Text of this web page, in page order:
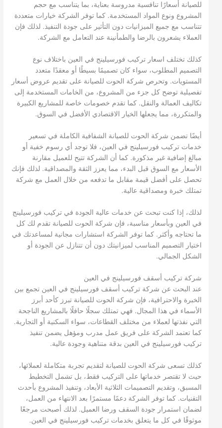
للصيانة أسعارًا تنافسية مدروسة بعناية، بما يتناسب مع حجم
المشروع ونوع المواد المستخدمة. كما توفر الشركة خيارات متعددة
تتناسب مع جميع الميزانيات دون التأثير على جودة التنفيذ. لذلك فإن
العملاء يشعرون بالرضا والطمأنينة عند التعامل مع الشركة.
كذلك تختلف اسعار تركيب فورسيلينج في العين باختلاف نوع
التصميم المطلوب، سواء كان تصميمًا بسيطًا أو معقدًا متعدد
المستويات. وتحرص شركة الحوت للصيانة على تقديم عروض أسعار
تفصيلية توضح كل جزء من المشروع، من الخامات المستخدمة إلى
تكاليف العمالة والنقل. كما تقدم خصومات خاصة للمشاريع الكبيرة
والمتكررة، مما يجعلها الخيار الاقتصادي الأفضل في السوق.
أيضًا تضمن شركة الحوت للصيانة الشفافية الكاملة في تسعير
خدمات تركيب فورسيلينج في العين، فلا توجد أي رسوم خفية أو
مبالغ إضافية غير مذكورة. كما أن الشركة تتيح للعميل مقارنة
الأسعار مع السوق قبل البدء، مما يعزز الثقة والمصداقية. لذلك فإنك
تحصل على أفضل قيمة مقابل ما تدفعه من خلال العمل مع شركة
تمتلك خبرة ومصداقية عالية.
لذلك، إذا كنت تبحث عن خدمات عالية الجودة في تركيب فورسيلينج
في العين وبأسعار مناسبة، فإن شركة الحوت للصيانة تقدم لك كل
ما تحتاجه وأكثر. كما توفر الشركة استشارات مجانية لمساعدتك في
اختيار التصميم المناسب لميزانيتك دون أن تتنازل عن الجودة أو
الشكل الجمالي.
شركة تركيب أسقف فورسيلينج في العين
عند البحث عن شركة تركيب أسقف فورسيلينج في العين تجمع بين
الخبرة والاحترافية، فإن شركة الحوت للصيانة تبرز كأحد أبرز
الأسماء في هذا المجال. فهي تمتلك سجلًا حافلًا بالمشاريع الناجحة
التي نفذتها لعملاء من مختلف القطاعات، سواء السكنية أو التجارية.
كما تعتمد الشركة على فريق عمل مدرب ومؤهل يضمن تنفيذ
تركيب فورسيلينج في العين بدقة متناهية وجودة عالية.
كذلك تسعى شركة الحوت للصيانة لتقديم تجربة متكاملة لعملائها،
حيث لا تقتصر خدماتها على التركيب فقط، بل تشمل التخطيط
المسبق، وتقديم التصميمات الثلاثية الأبعاد، وتنفيذ المشروع بأحدث
التقنيات. كما توفر الشركة دعمًا مستمرًا بعد الانتهاء من العمل،
لضمان استمرار جودة السقف ورضا العميل. لذلك أصبحت مرجعًا
موثوقًا في كل ما يتعلق بخدمات تركيب فورسيلينج في العين.